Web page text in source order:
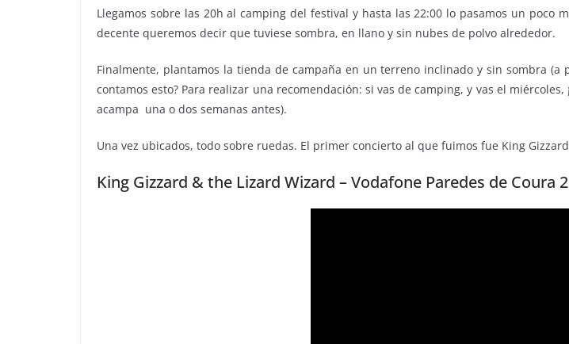
Llegamos sobre las 20h al camping del festival y hasta las 22:00 lo pasamos un
decente queremos decir que tuviese sombra, en llano y sin nubes de polvo alrededor.
Finalmente, plantamos la tienda de campaña en un terreno inclinado y sin sombra
contamos esto? Para realizar una recomendación: si vas de camping, y vas el
acampa una o dos semanas antes).
Una vez ubicados, todo sobre ruedas. El primer concierto al que fuimos fue King
King Gizzard & the Lizard Wizard – Vodafone Paredes de Coura